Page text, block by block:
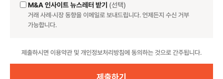
M&A 인사이트 뉴스레터 받기 (선택)
거래 사례·시장 동향을 이메일로 보내드립니다. 언제든지 수신 거부
가능합니다.
제출하시면 이용약관 및 개인정보처리방침에 동의하는 것으로 간주됩니다.